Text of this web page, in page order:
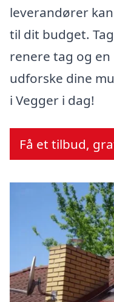
leverandører
til dit budget.
renere tag og
udforske dine
i Vegger i dag!
Få et tilbud,